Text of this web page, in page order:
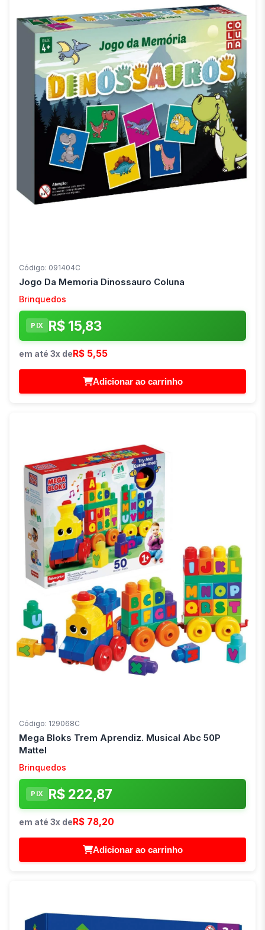
Código: 091404C
Jogo Da Memoria Dinossauro Coluna
Brinquedos
PIX R$ 15,83
em até 3x deR$ 5,55
Adicionar ao carrinho
Código: 129068C
Mega Bloks Trem Aprendiz. Musical Abc 50P
Mattel
Brinquedos
PIX R$ 222,87
em até 3x deR$ 78,20
Adicionar ao carrinho